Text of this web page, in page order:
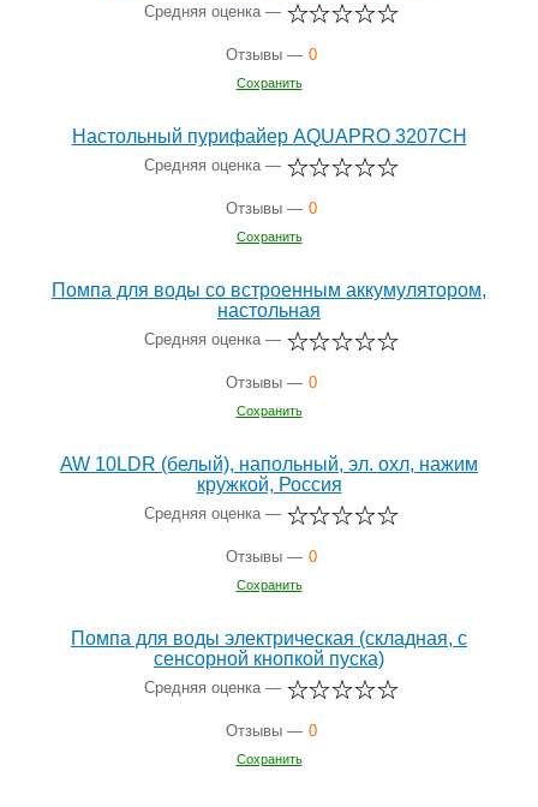
Средняя оценка —
Отзывы — 0
Сохранить
Настольный пурифайер AQUAPRO 3207CH
Средняя оценка —
Отзывы — 0
Сохранить
Помпа для воды со встроенным аккумулятором,
настольная
Средняя оценка —
Отзывы — 0
Сохранить
AW 10LDR (белый), напольный, эл. охл, нажим
кружкой, Россия
Средняя оценка —
Отзывы — 0
Сохранить
Помпа для воды электрическая (складная, с
сенсорной кнопкой пуска)
Средняя оценка —
Отзывы — 0
Сохранить